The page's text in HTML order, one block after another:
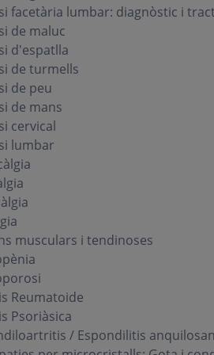
facetària lumbar: diagnòstic i
de maluc
d'espatlla
de turmells
de peu
de mans
cervical
lumbar
musculars i tendinoses
Reumatoide
Psoriàsica
/ Espondilitis